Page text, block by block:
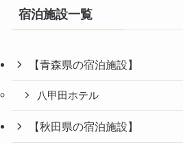
宿泊施設一覧
【青森県の宿泊施設】
八甲田ホテル
【秋田県の宿泊施設】